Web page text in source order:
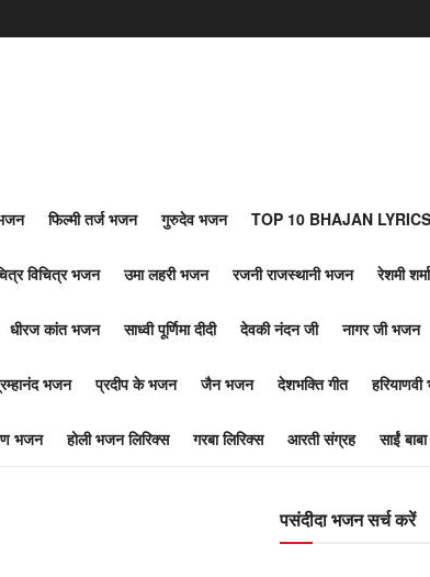
भजन फिल्मी तर्ज भजन गुरुदेव भजन TOP 10 BHAJAN LYRICS
विचित्र भजन उमा लहरी भजन रजनी राजस्थानी भजन रेशमी
धीरज कांत भजन साध्वी पूर्णिमा दीदी देवकी नंदन जी नागर जी भजन
भजन प्रदीप के भजन जैन भजन देशभक्ति गीत
भजन होली भजन लिरिक्स गरबा लिरिक्स आरती संग्रह साईं
पसंदीदा भजन सर्च करें